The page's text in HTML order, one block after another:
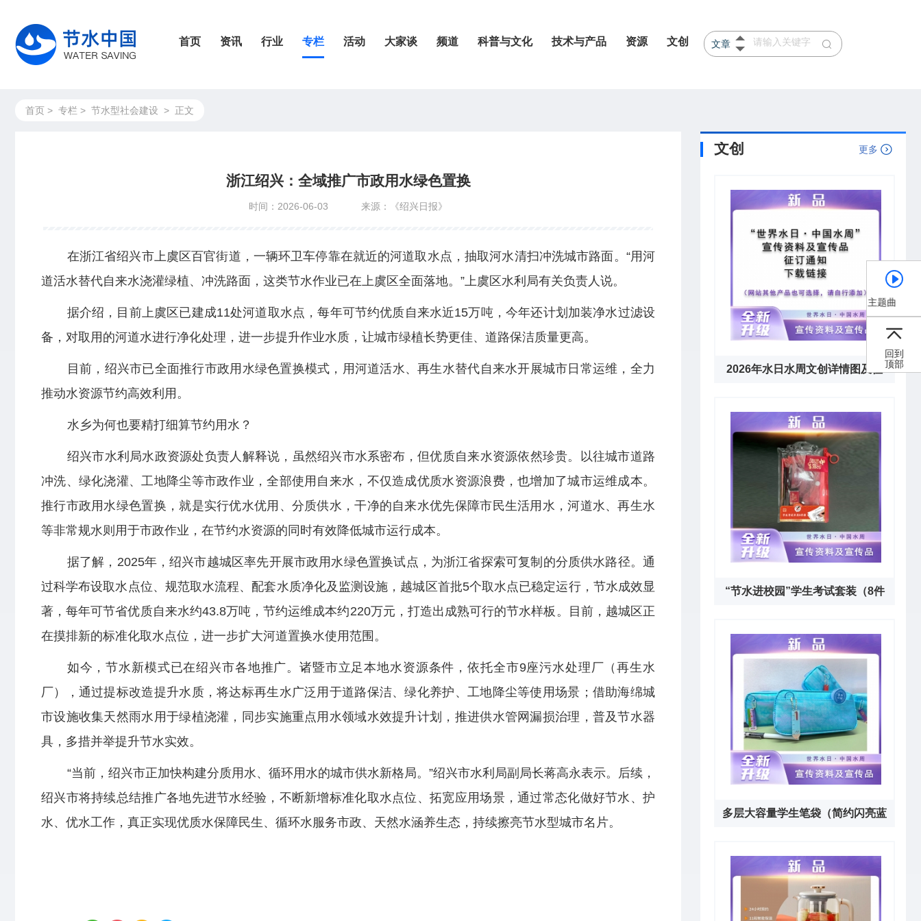
首页 资讯 行业 专栏 活动 大家谈 频道 科普与文化 技术与产品 资源 文创
文章
《节水中国》主题曲
回到
顶部
首页 > 专栏 > 节水型社会建设 > 正文
浙江绍兴：全域推广市政用水绿色置换
时间：2026-06-03 来源：《绍兴日报》
在浙江省绍兴市上虞区百官街道，一辆环卫车停靠在就近的河道取水点，抽取河水清扫冲洗城市路面。“用河
道活水替代自来水浇灌绿植、冲洗路面，这类节水作业已在上虞区全面落地。”上虞区水利局有关负责人说。
据介绍，目前上虞区已建成11处河道取水点，每年可节约优质自来水近15万吨，今年还计划加装净水过滤设
备，对取用的河道水进行净化处理，进一步提升作业水质，让城市绿植长势更佳、道路保洁质量更高。
目前，绍兴市已全面推行市政用水绿色置换模式，用河道活水、再生水替代自来水开展城市日常运维，全力
推动水资源节约高效利用。
水乡为何也要精打细算节约用水？
绍兴市水利局水政资源处负责人解释说，虽然绍兴市水系密布，但优质自来水资源依然珍贵。以往城市道路
冲洗、绿化浇灌、工地降尘等市政作业，全部使用自来水，不仅造成优质水资源浪费，也增加了城市运维成本。
推行市政用水绿色置换，就是实行优水优用、分质供水，干净的自来水优先保障市民生活用水，河道水、再生水
等非常规水则用于市政作业，在节约水资源的同时有效降低城市运行成本。
据了解，2025年，绍兴市越城区率先开展市政用水绿色置换试点，为浙江省探索可复制的分质供水路径。通
过科学布设取水点位、规范取水流程、配套水质净化及监测设施，越城区首批5个取水点已稳定运行，节水成效显
著，每年可节省优质自来水约43.8万吨，节约运维成本约220万元，打造出成熟可行的节水样板。目前，越城区正
在摸排新的标准化取水点位，进一步扩大河道置换水使用范围。
如今，节水新模式已在绍兴市各地推广。诸暨市立足本地水资源条件，依托全市9座污水处理厂（再生水
厂），通过提标改造提升水质，将达标再生水广泛用于道路保洁、绿化养护、工地降尘等使用场景；借助海绵城
市设施收集天然雨水用于绿植浇灌，同步实施重点用水领域水效提升计划，推进供水管网漏损治理，普及节水器
具，多措并举提升节水实效。
“当前，绍兴市正加快构建分质用水、循环用水的城市供水新格局。”绍兴市水利局副局长蒋高永表示。后续，
绍兴市将持续总结推广各地先进节水经验，不断新增标准化取水点位、拓宽应用场景，通过常态化做好节水、护
水、优水工作，真正实现优质水保障民生、循环水服务市政、天然水涵养生态，持续擦亮节水型城市名片。
文创 更多
2026年水日水周文创详情图及征
“节水进校园”学生考试套装（8件
多层大容量学生笔袋（简约闪亮蓝